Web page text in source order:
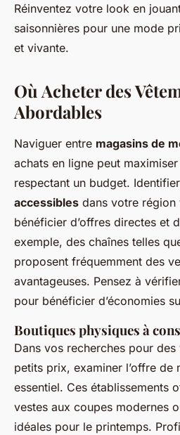
Réinventez votre look en
saisonnières pour une mode
et vivante.
Où Acheter des
Abordables
Naviguer entre magasins de
achats en ligne peut
respectant un budget.
accessibles dans votre région
bénéficier d’offres directes et
exemple, des chaînes telles
proposent fréquemment des
avantageuses. Pensez à
pour bénéficier d’économies
Boutiques physiques à
Dans vos recherches pour
petits prix, examiner l’offre de
essentiel. Ces établissements
vestes aux coupes modernes
idéales pour le printemps.